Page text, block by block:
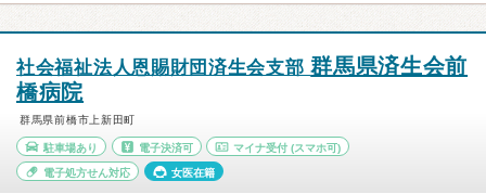
社会福祉法人恩賜財団済生会支部群馬県済生会前
橋病院
群馬県前橋市上新田町
駐車場あり 電子決済可 マイナ受付 (スマホ可)
電子処方せん対応 女医在籍